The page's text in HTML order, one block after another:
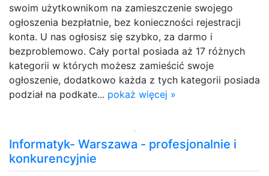
swoim użytkownikom na zamieszczenie swojego
ogłoszenia bezpłatnie, bez konieczności rejestracji
konta. U nas ogłosisz się szybko, za darmo i
bezproblemowo. Cały portal posiada aż 17 różnych
kategorii w których możesz zamieścić swoje
ogłoszenie, dodatkowo każda z tych kategorii posiada
podział na podkate... pokaż więcej »
Informatyk- Warszawa - profesjonalnie i
konkurencyjnie